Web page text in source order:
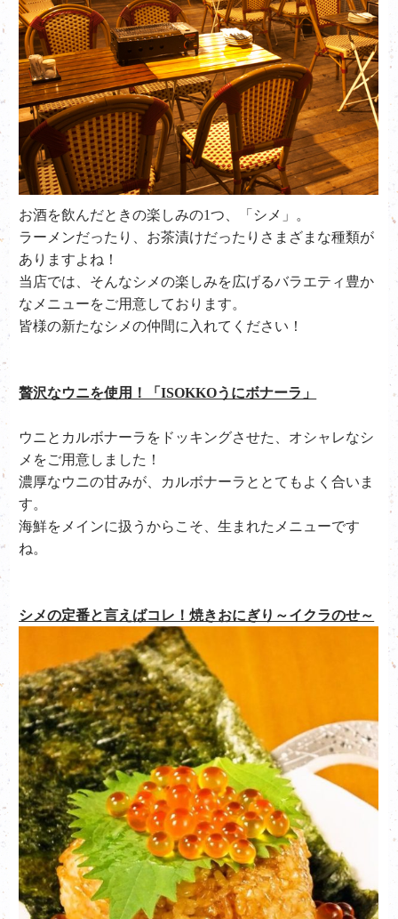
お酒を飲んだときの楽しみの1つ、「シメ」。
ラーメンだったり、お茶漬けだったりさまざまな種類が
ありますよね！
当店では、そんなシメの楽しみを広げるバラエティ豊か
なメニューをご用意しております。
皆様の新たなシメの仲間に入れてください！
贅沢なウニを使用！「ISOKKOうにボナーラ」
ウニとカルボナーラをドッキングさせた、オシャレなシ
メをご用意しました！
濃厚なウニの甘みが、カルボナーラととてもよく合いま
す。
海鮮をメインに扱うからこそ、生まれたメニューです
ね。
シメの定番と言えばコレ！焼きおにぎり～イクラのせ～